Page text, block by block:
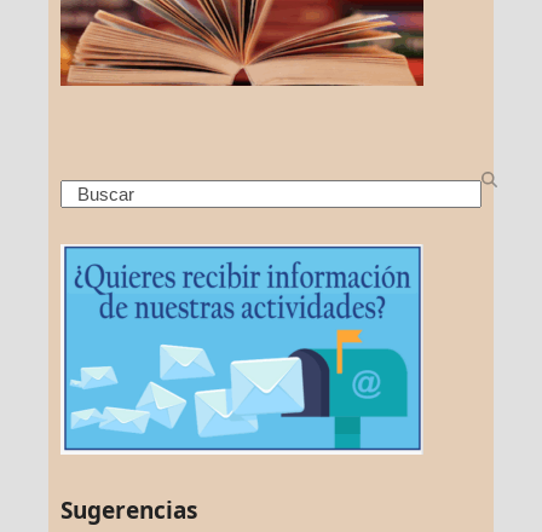
Search
Sugerencias